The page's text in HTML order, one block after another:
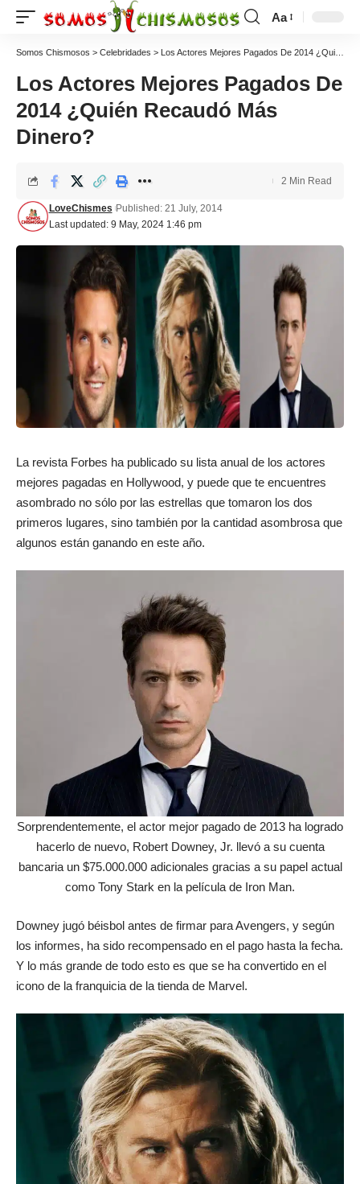
Aa
Somos Chismosos > Celebridades > Los Actores Mejores Pagados De 2014 ¿Quién Recaudó Más Dinero?
Los Actores Mejores Pagados De
2014 ¿Quién Recaudó Más
Dinero?
Last updated: 9 May, 2024 1:46 pm
LoveChismes Published: 21 July, 2014
2 Min Read
La revista Forbes ha publicado su lista anual de los actores
mejores pagadas en Hollywood, y puede que te encuentres
asombrado no sólo por las estrellas que tomaron los dos
primeros lugares, sino también por la cantidad asombrosa que
algunos están ganando en este año.
Sorprendentemente, el actor mejor pagado de 2013 ha logrado
hacerlo de nuevo, Robert Downey, Jr. llevó a su cuenta
bancaria un $75.000.000 adicionales gracias a su papel actual
como Tony Stark en la película de Iron Man.
Downey jugó béisbol antes de firmar para Avengers, y según
los informes, ha sido recompensado en el pago hasta la fecha.
Y lo más grande de todo esto es que se ha convertido en el
icono de la franquicia de la tienda de Marvel.